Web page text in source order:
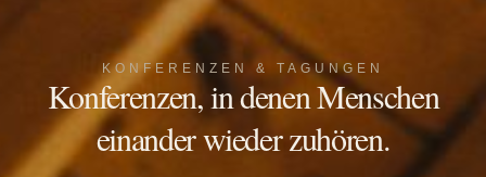
KONFERENZEN & TAGUNGEN
Konferenzen, in denen Menschen
einander wieder zuhören.